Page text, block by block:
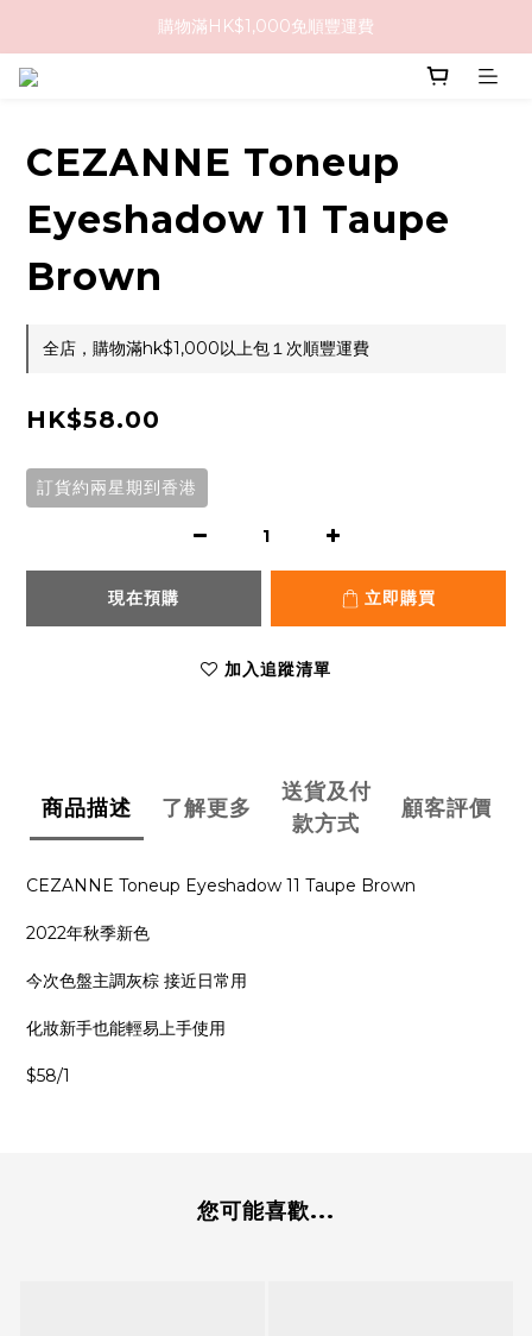
購物滿HK$1,000免順豐運費
購物滿HK$1,000免順豐運費
CEZANNE Toneup
Eyeshadow 11 Taupe
Brown
全店，購物滿hk$1,000以上包１次順豐運費
HK$58.00
訂貨約兩星期到香港
現在預購 立即購買
加入追蹤清單
商品描述 了解更多
送貨及付
款方式
顧客評價
CEZANNE Toneup Eyeshadow 11 Taupe Brown
2022年秋季新色
今次色盤主調灰棕 接近日常用
化妝新手也能輕易上手使用
$58/1
您可能喜歡...